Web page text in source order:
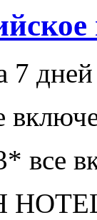
7 дней
все